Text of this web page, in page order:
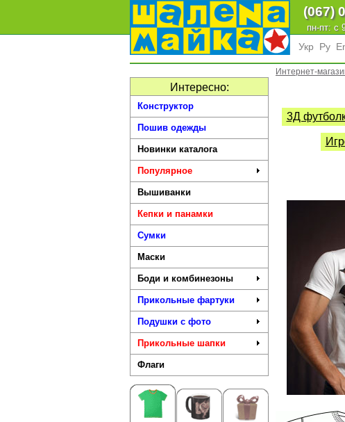
(067)
пн-пт: с
Укр Ру
Интересно:
Конструктор
Пошив одежды
Новинки каталога
Популярное
Вышиванки
Кепки и панамки
Сумки
Маски
Боди и комбинезоны
Прикольные фартуки
Подушки с фото
Прикольные шапки
Флаги
Интернет-
3Д